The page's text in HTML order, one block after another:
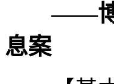
——博
息案